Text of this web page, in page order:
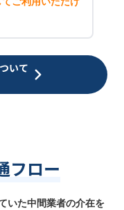
いて
フロー
いた中間業者の介在を